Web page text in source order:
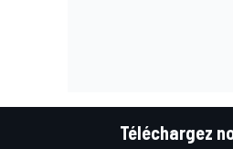
Téléchargez